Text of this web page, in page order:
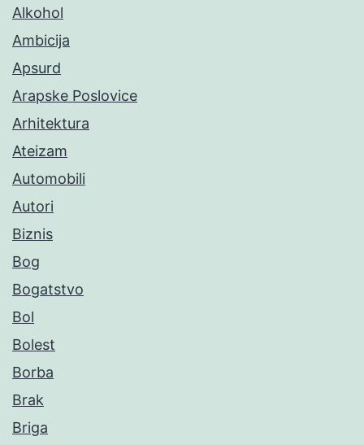
Alkohol
Ambicija
Apsurd
Arapske Poslovice
Arhitektura
Ateizam
Automobili
Autori
Biznis
Bog
Bogatstvo
Bol
Bolest
Borba
Brak
Briga